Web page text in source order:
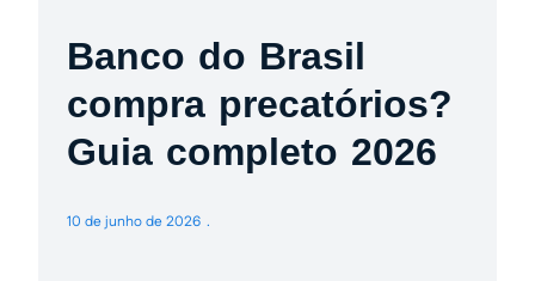
Banco do Brasil
compra precatórios?
Guia completo 2026
10 de junho de 2026